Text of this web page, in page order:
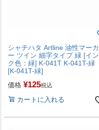
シャチハタ Artline 油性マーカ
ー ツイン 細字タイプ 緑 [イン
ク色：緑] K-041T K-041T-緑
[K-041T-緑]
価格 ¥125税込
カートに入れる